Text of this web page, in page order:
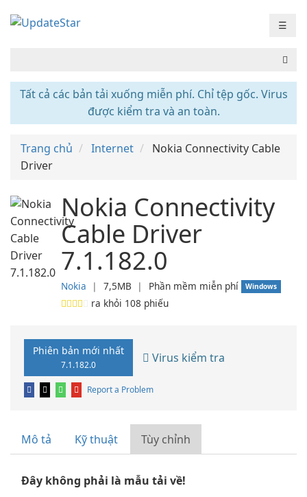
☰
Tất cả các bản tải xuống miễn phí. Chỉ tệp gốc. Virus
được kiểm tra và an toàn.
Trang chủ Internet
Nokia Connectivity Cable
Driver
Nokia Connectivity
Cable Driver
7.1.182.0
Nokia ❘ 7,5MB ❘ Phần mềm miễn phí Windows
ra khỏi 108 phiếu
Phiên bản mới nhất
7.1.182.0 Virus kiểm tra
Report a Problem
Mô tả Kỹ thuật Tùy chỉnh
Đây không phải là mẫu tải về!